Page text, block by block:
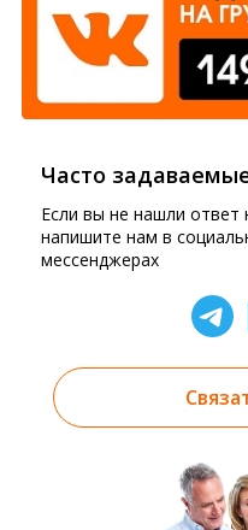
Часто
Если вы не нашли ответ
напишите нам в
мессенджерах